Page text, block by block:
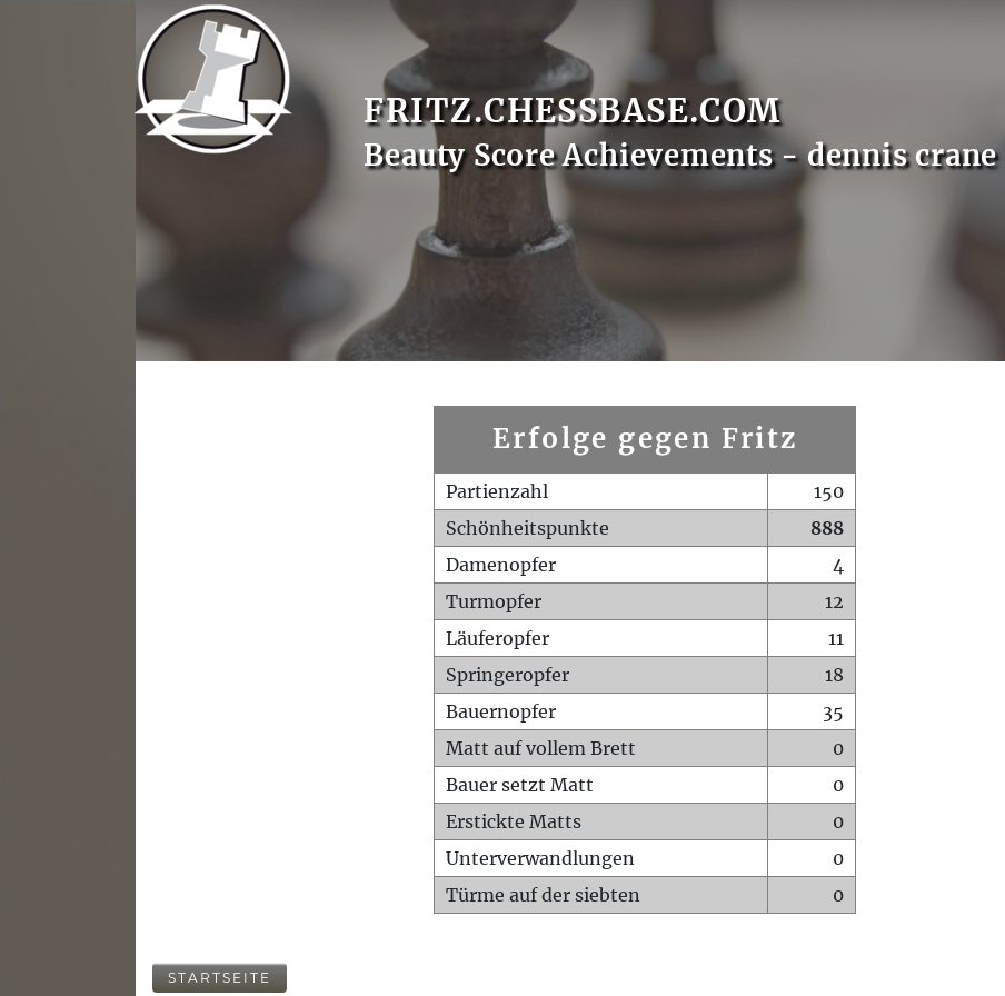
FRITZ.CHESSBASE.COM
Beauty Score Achievements - dennis crane
Erfolge gegen Fritz
Partienzahl
150
Schönheitspunkte
888
Damenopfer
4
Turmopfer
12
Läuferopfer
11
Springeropfer
18
Bauernopfer
35
Matt auf vollem Brett
0
Bauer setzt Matt
0
Erstickte Matts
0
Unterverwandlungen
0
Türme auf der siebten
0
STARTSEITE